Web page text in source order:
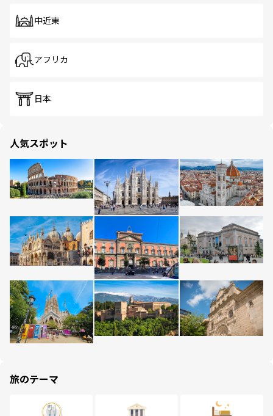
中近東
アフリカ
日本
人気スポット
旅のテーマ